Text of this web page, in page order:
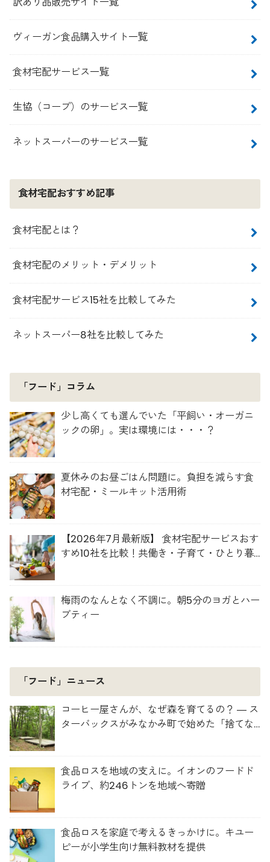
ヴィーガン食品購入サイト一覧
食材宅配サービス一覧
生協（コープ）のサービス一覧
ネットスーパーのサービス一覧
食材宅配おすすめ記事
食材宅配とは？
食材宅配のメリット・デメリット
食材宅配サービス15社を比較してみた
ネットスーパー8社を比較してみた
「フード」コラム
少し高くても選んでいた「平飼い・オーガニ
ックの卵」。実は環境には・・・？
夏休みのお昼ごはん問題に。負担を減らす食
材宅配・ミールキット活用術
【2026年7月最新版】 食材宅配サービスおす
すめ10社を比較！共働き・子育て・ひとり暮
梅雨のなんとなく不調に。朝5分のヨガとハー
ブティー
「フード」ニュース
コーヒー屋さんが、なぜ森を育てるの？ ― ス
ターバックスがみなかみ町で始めた「捨てな
食品ロスを地域の支えに。イオンのフードド
ライブ、約246トンを地域へ寄贈
食品ロスを家庭で考えるきっかけに。キユー
ピーが小学生向け無料教材を提供